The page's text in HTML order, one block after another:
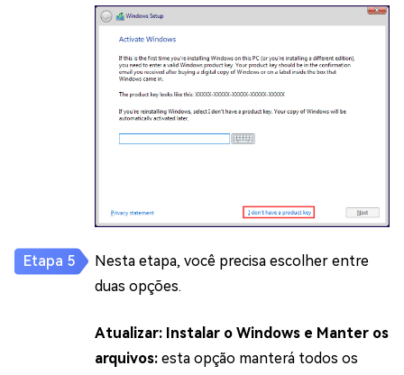
Nesta etapa, você precisa escolher entre
duas opções.
Atualizar: Instalar o Windows e Manter os
arquivos: esta opção manterá todos os